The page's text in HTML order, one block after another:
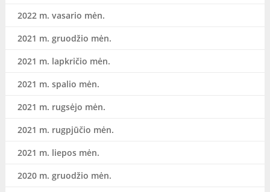
2022 m. vasario mėn.
2021 m. gruodžio mėn.
2021 m. lapkričio mėn.
2021 m. spalio mėn.
2021 m. rugsėjo mėn.
2021 m. rugpjūčio mėn.
2021 m. liepos mėn.
2020 m. gruodžio mėn.